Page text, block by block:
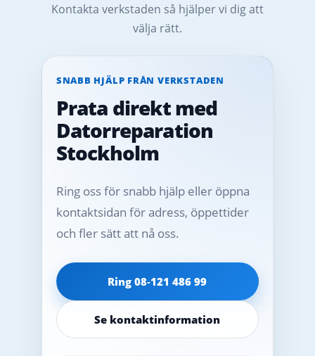
Kontakta verkstaden så hjälper vi dig att
välja rätt.
SNABB HJÄLP FRÅN VERKSTADEN
Prata direkt med
Datorreparation
Stockholm
Ring oss för snabb hjälp eller öppna
kontaktsidan för adress, öppettider
och fler sätt att nå oss.
Ring 08‑121 486 99
Se kontaktinformation